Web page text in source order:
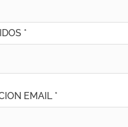
*
EMAIL *